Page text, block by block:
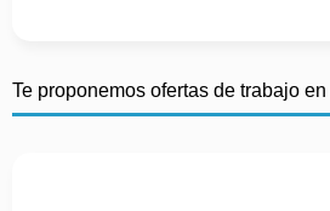
Te proponemos ofertas de trabajo en